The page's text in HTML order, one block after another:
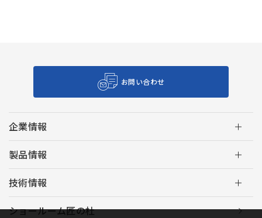
お問い合わせ
企業情報
製品情報
技術情報
ショールーム匠の杜